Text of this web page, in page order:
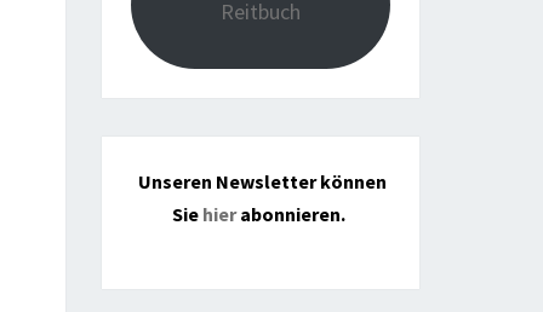
Unseren Newsletter können
Sie hierabonnieren.